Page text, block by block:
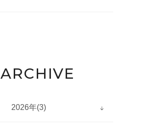
ARCHIVE
2026年(3)